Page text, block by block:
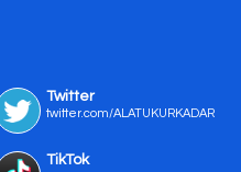
Twitter
twitter.com/ALATUKURKADAR
TikTok